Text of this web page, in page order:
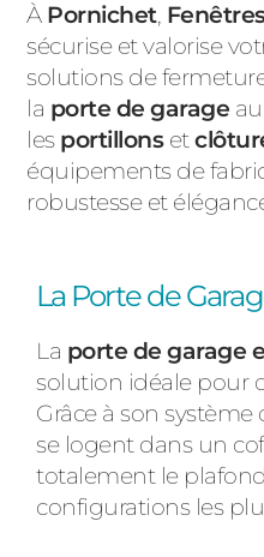
À Pornichet,
sécurise et valorise
solutions de
la porte de garage au
les portillonset
équipements de
robustesse et
La Porte de
La porte de garage
solution idéale pour
Grâce à son
se logent dans un
totalement le
configurations les